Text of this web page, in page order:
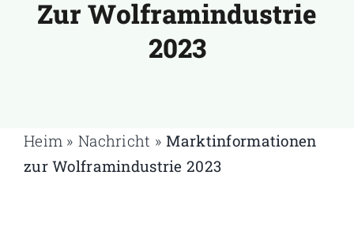
DE
Zur Wolframindustrie
2023
Heim » Nachricht » Marktinformationen
zur Wolframindustrie 2023